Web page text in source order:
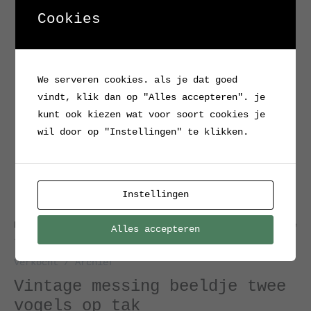
Home Verkocht / Archief/ Vintage messing beeldje
twee vogels op tak
Verkocht / Archief
Vintage messing beeldje twee
vogels op tak
Cookies
We serveren cookies. als je dat goed
vindt, klik dan op "Alles accepteren". je
kunt ook kiezen wat voor soort cookies je
wil door op "Instellingen" te klikken.
Instellingen
Alles accepteren